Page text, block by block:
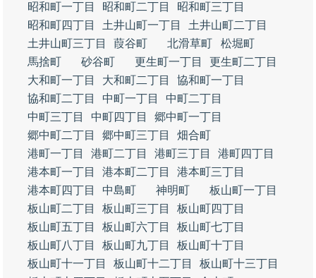
昭和町一丁目
昭和町二丁目
昭和町三丁目
昭和町四丁目
土井山町一丁目
土井山町二丁目
土井山町三丁目
葭谷町 北滑草町
松堀町
馬捨町
砂谷町 更生町一丁目
更生町二丁目
大和町一丁目
大和町二丁目
協和町一丁目
協和町二丁目
中町一丁目
中町二丁目
中町三丁目
中町四丁目
郷中町一丁目
郷中町二丁目
郷中町三丁目
畑合町
港町一丁目
港町二丁目 港町三丁目
港町四丁目
港本町一丁目
港本町二丁目
港本町三丁目
港本町四丁目
中島町 神明町
板山町一丁目
板山町二丁目
板山町三丁目
板山町四丁目
板山町五丁目
板山町六丁目
板山町七丁目
板山町八丁目
板山町九丁目
板山町十丁目
板山町十一丁目
板山町十二丁目
板山町十三丁目